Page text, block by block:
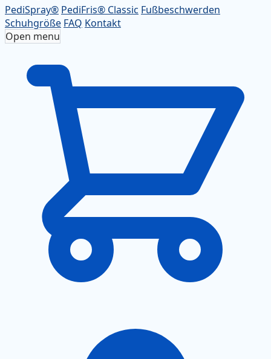
PediSpray® PediFris® Classic Fußbeschwerden
Schuhgröße FAQ Kontakt
Open menu